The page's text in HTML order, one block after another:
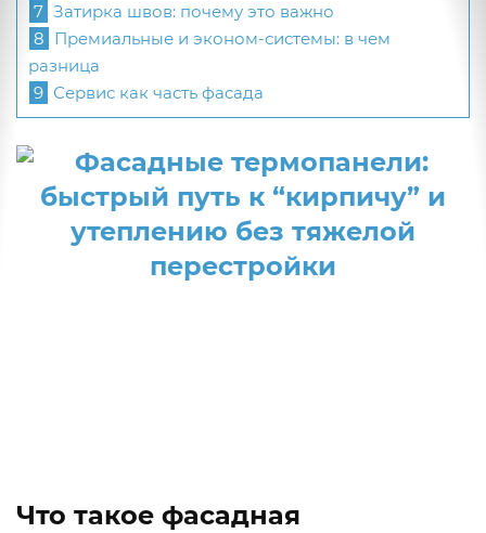
7 Затирка швов: почему это важно
8 Премиальные и эконом-системы: в чем
разница
9 Сервис как часть фасада
Что такое фасадная